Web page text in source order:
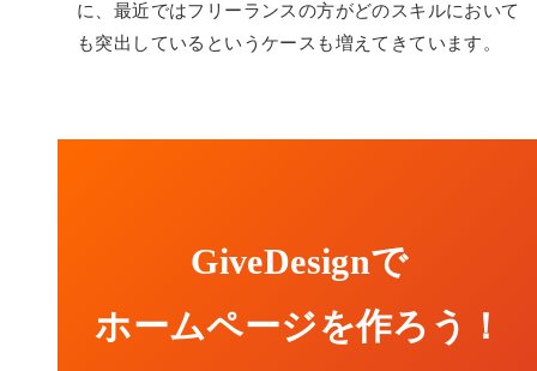
に、最近ではフリーランスの方がどのスキルにおいて
も突出しているというケースも増えてきています。
GiveDesignで
ホームページを作ろう！